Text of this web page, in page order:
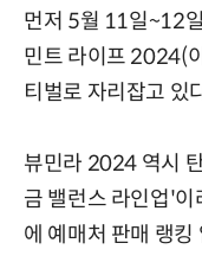
먼저 5월 11일~12
민트 라이프 2024(
티벌로 자리잡고 있
뷰민라 2024 역시
금 밸런스 라인업'이
에 예매처 판매 랭